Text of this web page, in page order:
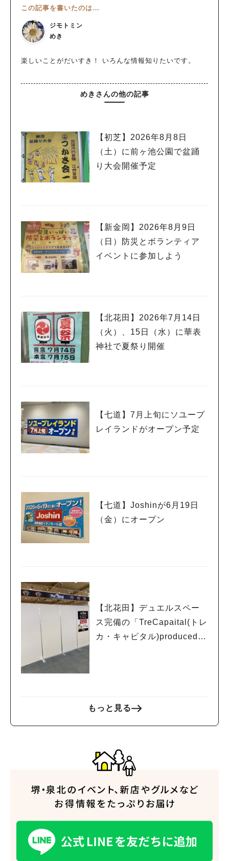
この記事を書いたのは…
ジモトミン
めき
楽しいことがだいすき！ いろんな情報知りたいです。
めきさんの他の記事
【初芝】2026年8月8日
（土）に前ヶ池公園で盆踊
り大会開催予定
【新金岡】2026年8月9日
（日）防災とボランティア
イベントに参加しよう
【北花田】2026年7月14日
（火）、15日（水）に華表
神社で夏祭り開催
【七道】7月上旬にソユープ
レイランドがオープン予定
【七道】Joshinが6月19日
（金）にオープン
【北花田】デュエルスペー
ス完備の「TreCapaital(トレ
カ・キャピタル)produced b
もっと見る
人気のキーワード